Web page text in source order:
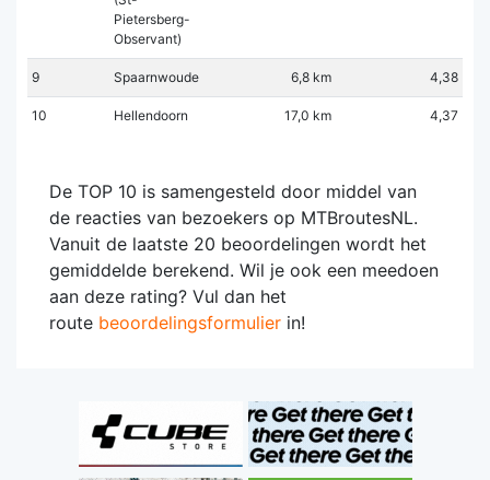
Pietersberg-
Observant)
9 Spaarnwoude 6,8 km 4,38
10 Hellendoorn 17,0 km 4,37
De TOP 10 is samengesteld door middel van
de reacties van bezoekers op MTBroutesNL.
Vanuit de laatste 20 beoordelingen wordt het
gemiddelde berekend. Wil je ook een meedoen
aan deze rating? Vul dan het
route beoordelingsformulier in!